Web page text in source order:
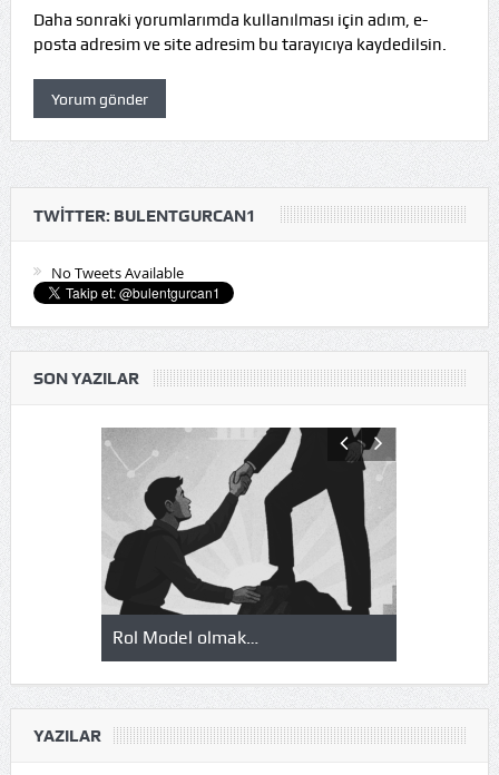
Daha sonraki yorumlarımda kullanılması için adım, e-
posta adresim ve site adresim bu tarayıcıya kaydedilsin.
TWITTER: BULENTGURCAN1
No Tweets Available
SON YAZILAR
Model olmak…
YAZILAR